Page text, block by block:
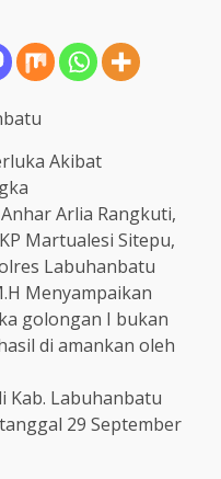
Akibat
Arlia Rangkuti,
Martualesi Sitepu,
Labuhanbatu
Menyampaikan
golongan I bukan
di amankan oleh
Kab. Labuhanbatu
29 September